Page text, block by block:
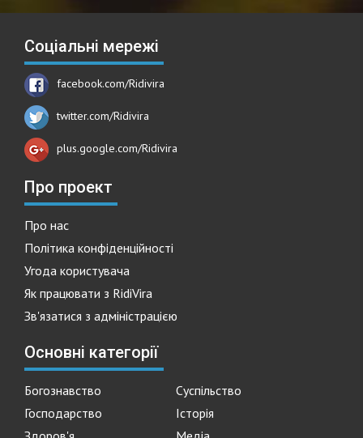
Соціальні мережі
facebook.com/Ridivira
twitter.com/Ridivira
plus.google.com/Ridivira
Про проект
Про нас
Політика конфіденційності
Угода користувача
Як працювати з RidiVira
Зв'язатися з адміністрацією
Основні категорії
Богознавство
Суспільство
Господарство
Історія